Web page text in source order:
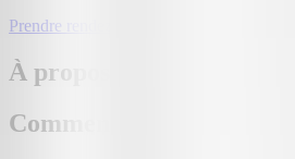
Prendre rendez-vous
À propos de Dr. Helen
Comment je travaille